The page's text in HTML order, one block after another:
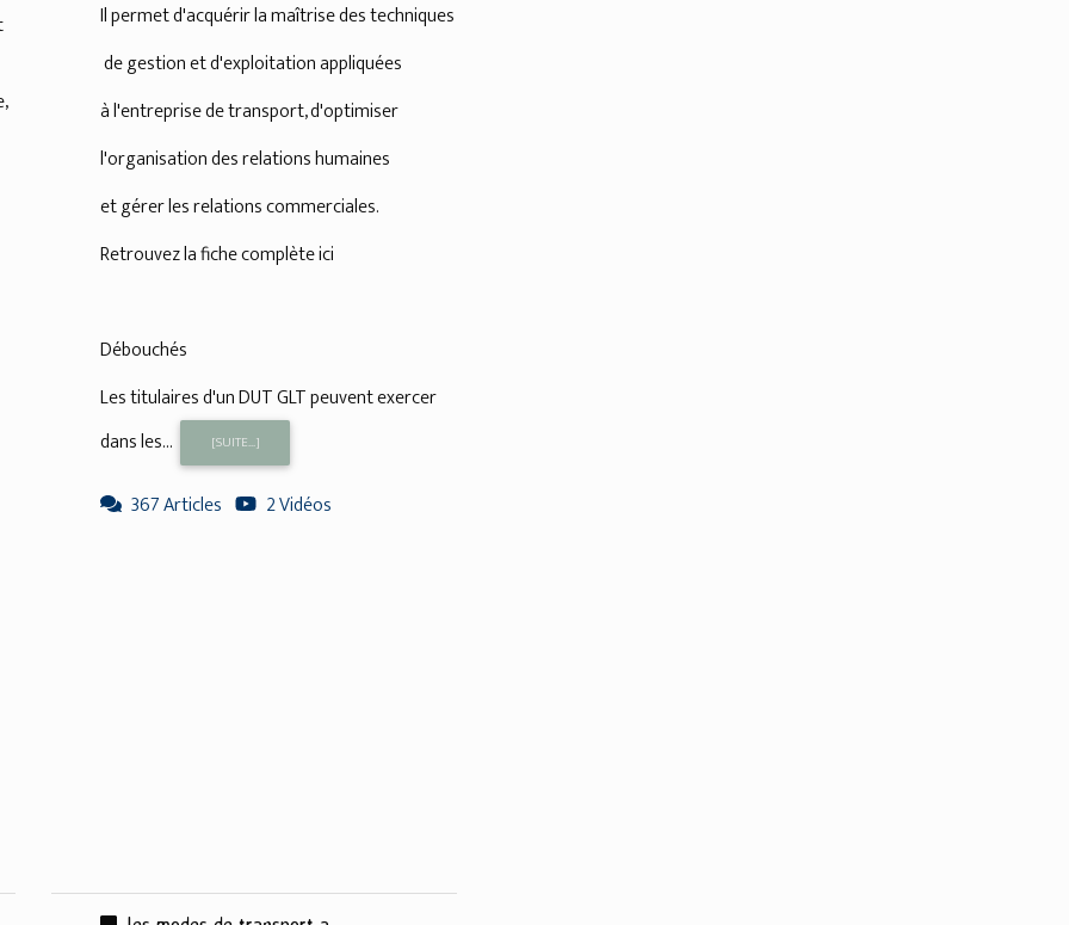
Il permet d'acquérir la maîtrise des techniques
de gestion et d'exploitation appliquées
à l'entreprise de transport, d'optimiser
l'organisation des relations humaines
et gérer les relations commerciales.
Retrouvez la fiche complète ici
Débouchés
Les titulaires d'un DUT GLT peuvent exercer
dans les...
[SUITE...]
367 Articles 2 Vidéos